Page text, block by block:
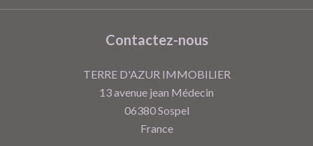
Contactez-nous
TERRE D'AZUR IMMOBILIER
13 avenue jean Médecin
06380Sospel
France